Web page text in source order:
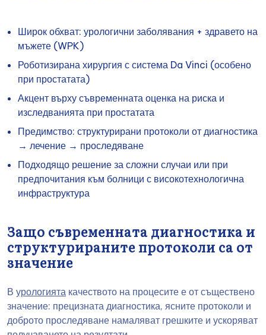
Широк обхват: урологични заболявания + здравето на
мъжете (WPK)
Роботизирана хирургия с система Da Vinci (особено
при простатата)
Акцент върху съвременната оценка на риска и
изследванията при простатата
Предимство: структурирани протоколи от диагностика
→ лечение → проследяване
Подходящо решение за сложни случаи или при
предпочитания към болници с високотехнологична
инфраструктура
Защо съвременната диагностика и
структурираните протоколи са от
значение
В урологията качеството на процесите е от съществено
значение: прецизната диагностика, ясните протоколи и
доброто проследяване намаляват грешките и ускоряват